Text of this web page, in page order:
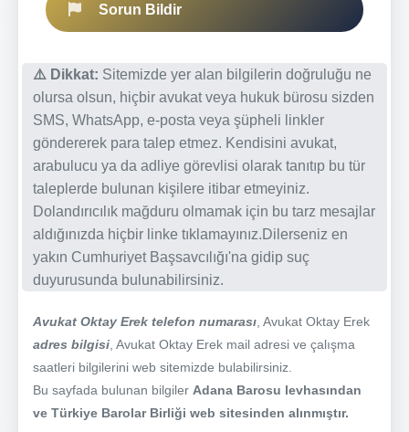
Sorun Bildir
⚠️ Dikkat: Sitemizde yer alan bilgilerin doğruluğu ne
olursa olsun, hiçbir avukat veya hukuk bürosu sizden
SMS, WhatsApp, e-posta veya şüpheli linkler
göndererek para talep etmez. Kendisini avukat,
arabulucu ya da adliye görevlisi olarak tanıtıp bu tür
taleplerde bulunan kişilere itibar etmeyiniz.
Dolandırıcılık mağduru olmamak için bu tarz mesajlar
aldığınızda hiçbir linke tıklamayınız.Dilerseniz en
yakın Cumhuriyet Başsavcılığı'na gidip suç
duyurusunda bulunabilirsiniz.
Avukat Oktay Erek telefon numarası , Avukat Oktay Erek
adres bilgisi , Avukat Oktay Erek mail adresi ve çalışma
saatleri bilgilerini web sitemizde bulabilirsiniz.
Bu sayfada bulunan bilgiler Adana Barosu levhasından
ve Türkiye Barolar Birliği web sitesinden alınmıştır.